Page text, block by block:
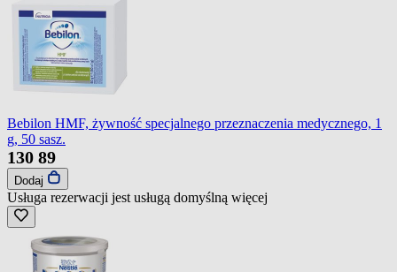
Bebilon HMF, żywność specjalnego przeznaczenia medycznego, 1
g, 50 sasz.
130 89
Dodaj
Usługa rezerwacji jest usługą domyślną więcej